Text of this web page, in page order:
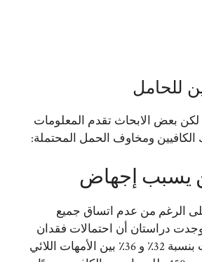
للحامل
لكن بعض الابحاث تقدم المعلومات
الكافيين ومخاوف الحمل المحتملة:
يسبب إجهاض
الرغم من عدم اتساق جميع
دراستان أن احتمالات فقدان
الحمل زادت بنسبة 32٪ و 36٪ بين الأمهات اللائي